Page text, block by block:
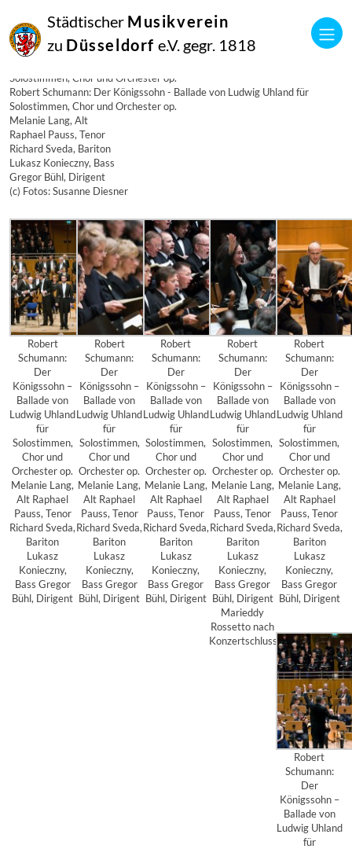
Städtischer Musikverein
zu Düsseldorf e.V. gegr. 1818
Februar
2010
Manfred Hill
Solostimmen, Chor und Orchester op.
Robert Schumann: Der Königssohn - Ballade von Ludwig Uhland für
Solostimmen, Chor und Orchester op.
Melanie Lang, Alt
Raphael Pauss, Tenor
Richard Sveda, Bariton
Lukasz Konieczny, Bass
Gregor Bühl, Dirigent
(c) Fotos: Susanne Diesner
Robert
Schumann:
Der
Königssohn –
Ballade von
Ludwig Uhland
für
Solostimmen,
Chor und
Orchester op.
Melanie Lang,
Alt Raphael
Pauss, Tenor
Richard Sveda,
Bariton
Lukasz
Konieczny,
Bass Gregor
Bühl, Dirigent
Robert
Schumann:
Der
Königssohn –
Ballade von
Ludwig Uhland
für
Solostimmen,
Chor und
Orchester op.
Melanie Lang,
Alt Raphael
Pauss, Tenor
Richard Sveda,
Bariton
Lukasz
Konieczny,
Bass Gregor
Bühl, Dirigent
Robert
Schumann:
Der
Königssohn –
Ballade von
Ludwig Uhland
für
Solostimmen,
Chor und
Orchester op.
Melanie Lang,
Alt Raphael
Pauss, Tenor
Richard Sveda,
Bariton
Lukasz
Konieczny,
Bass Gregor
Bühl, Dirigent
Robert
Schumann:
Der
Königssohn –
Ballade von
Ludwig Uhland
für
Solostimmen,
Chor und
Orchester op.
Melanie Lang,
Alt Raphael
Pauss, Tenor
Richard Sveda,
Bariton
Lukasz
Konieczny,
Bass Gregor
Bühl, Dirigent
Marieddy
Rossetto nach
Konzertschluss
Robert
Schumann:
Der
Königssohn –
Ballade von
Ludwig Uhland
für
Solostimmen,
Chor und
Orchester op.
Melanie Lang,
Alt Raphael
Pauss, Tenor
Richard Sveda,
Bariton
Lukasz
Konieczny,
Bass Gregor
Bühl, Dirigent
Robert
Schumann:
Der
Königssohn –
Ballade von
Ludwig Uhland
für